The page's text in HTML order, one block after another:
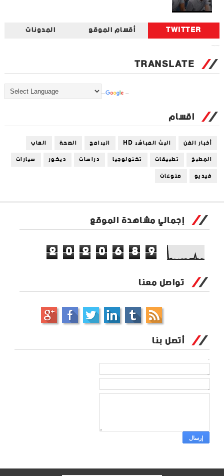
TWITTER أقسام الموقع المدونات
TRANSLATE
اقسام
أخبار الفن البث المباشر HD البرامج الصحة
العاب
المطبخ
تطبيقات تكنولوجيا دراسات ديكور
سيارات
فيديو
منوعات
إجمالي مشاهدة الموقع
2 0 2 0 6 8 9
تواصل معنا
أتصل بنا